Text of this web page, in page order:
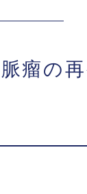
瘤の